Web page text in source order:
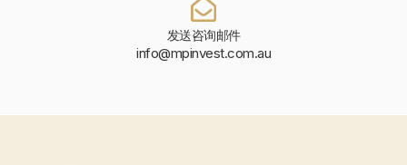
发送咨询邮件
info@mpinvest.com.au